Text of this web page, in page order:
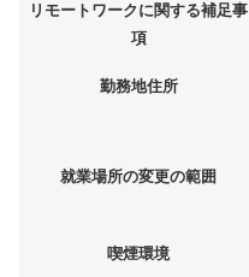
リモートワークに関する補足事
項
勤務地住所
就業場所の変更の範囲
喫煙環境